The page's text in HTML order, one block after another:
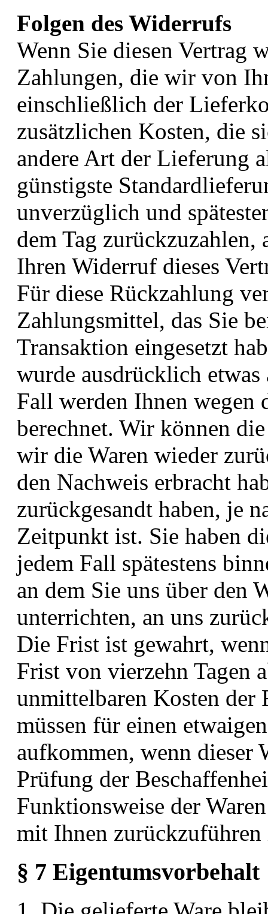
Folgen des Widerrufs
Wenn Sie diesen Vertrag
Zahlungen, die wir von
einschließlich der
zusätzlichen Kosten, die
andere Art der Lieferung
günstigste
unverzüglich und
dem Tag
Ihren Widerruf dieses
Für diese Rückzahlung
Zahlungsmittel, das Sie
Transaktion eingesetzt
wurde ausdrücklich
Fall werden Ihnen wegen
berechnet. Wir können
wir die Waren wieder
den Nachweis erbracht
zurückgesandt haben, je
Zeitpunkt ist. Sie haben
jedem Fall spätestens
an dem Sie uns über den
unterrichten, an uns
Die Frist ist gewahrt,
Frist von vierzehn Tagen
unmittelbaren Kosten der
müssen für einen
aufkommen, wenn dieser
Prüfung der
Funktionsweise der
mit Ihnen zurückzuführen
§ 7 Eigentumsvorbehalt